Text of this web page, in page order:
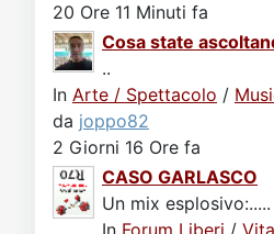
20 Ore 11 Minuti fa
Cosa state
..
In Arte / Spettacolo /
da joppo82
2 Giorni 16 Ore fa
CASO GARLASCO
Un mix esplosivo:.....